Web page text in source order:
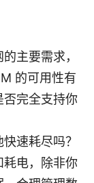
主要需求，
的可用性有
否完全支持你
速耗尽吗？
耗电，除非你